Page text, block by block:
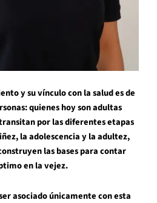
y su vínculo con la salud es de
quienes hoy son adultas
por las diferentes etapas
la adolescencia y la adultez,
las bases para contar
en la vejez.
asociado únicamente con esta